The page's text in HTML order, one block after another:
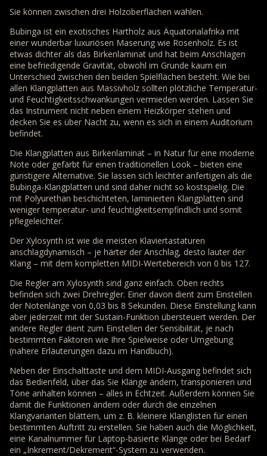
Sie können zwischen drei Holzoberflächen wählen.
Bubinga ist ein exotisches Hartholz aus Äquatorialafrika mit
einer wunderbar luxuriösen Maserung wie Rosenholz. Es ist
etwas dichter als das Birkenlaminat und hat beim Anschlagen
eine befriedigende Gravität, obwohl im Grunde kaum ein
Unterschied zwischen den beiden Spielflächen besteht. Wie bei
allen Klangplatten aus Massivholz sollten plötzliche Temperatur-
und Feuchtigkeitsschwankungen vermieden werden. Lassen Sie
das Instrument nicht neben einem Heizkörper stehen und
decken Sie es über Nacht zu, wenn es sich in einem Auditorium
befindet.
Die Klangplatten aus Birkenlaminat – in Natur für eine moderne
Note oder gefärbt für einen traditionellen Look – bieten eine
günstigere Alternative. Sie lassen sich leichter anfertigen als die
Bubinga-Klangplatten und sind daher nicht so kostspielig. Die
mit Polyurethan beschichteten, laminierten Klangplatten sind
weniger temperatur- und feuchtigkeitsempfindlich und somit
pflegeleichter.
Der Xylosynth ist wie die meisten Klaviertastaturen
anschlagdynamisch – je härter der Anschlag, desto lauter der
Klang – mit dem kompletten MIDI-Wertebereich von 0 bis 127.
Die Regler am Xylosynth sind ganz einfach. Oben rechts
befinden sich zwei Drehregler. Einer davon dient zum Einstellen
der Notenlänge von 0,03 bis 8 Sekunden. Diese Einstellung kann
aber jederzeit mit der Sustain-Funktion übersteuert werden. Der
andere Regler dient zum Einstellen der Sensibilität, je nach
bestimmten Faktoren wie Ihre Spielweise oder Umgebung
(nähere Erläuterungen dazu im Handbuch).
Neben der Einschalttaste und dem MIDI-Ausgang befindet sich
das Bedienfeld, über das Sie Klänge ändern, transponieren und
Töne anhalten können – alles in Echtzeit. Außerdem können Sie
damit die Funktionen ändern oder durch die einzelnen
Klangvarianten blättern, um z. B. kleinere Klanglisten für einen
bestimmten Auftritt zu erstellen. Sie haben auch die Möglichkeit,
eine Kanalnummer für Laptop-basierte Klänge oder bei Bedarf
ein „Inkrement/Dekrement“-System zu verwenden.